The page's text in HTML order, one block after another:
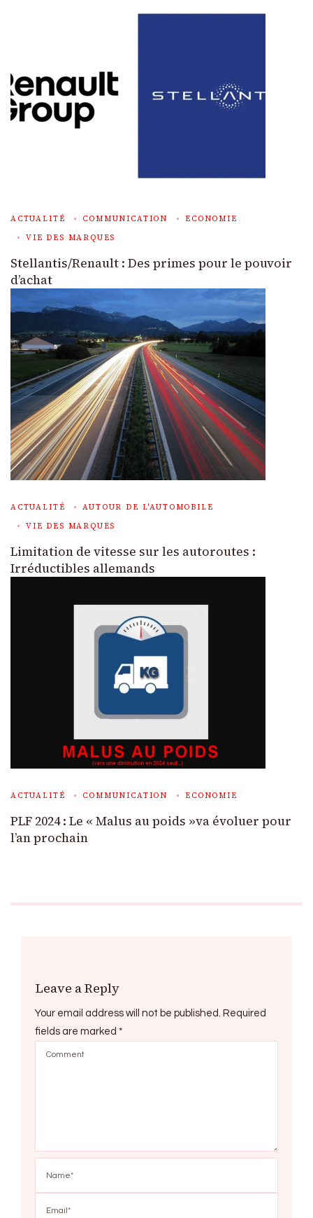
ACTUALITÉ COMMUNICATION
ECONOMIE
VIE DES MARQUES
Stellantis/Renault : Des primes pour le pouvoir
d’achat
ACTUALITÉ
AUTOUR DE L'AUTOMOBILE
VIE DES MARQUES
Limitation de vitesse sur les autoroutes :
Irréductibles allemands
ACTUALITÉ COMMUNICATION ECONOMIE
PLF 2024 : Le « Malus au poids »va évoluer pour
l’an prochain
Leave a Reply
Your email address will not be published. Required
fields are marked *